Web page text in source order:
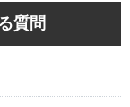
質問